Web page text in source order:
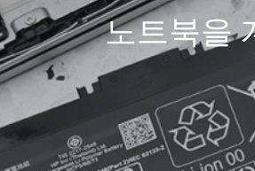
노트북을